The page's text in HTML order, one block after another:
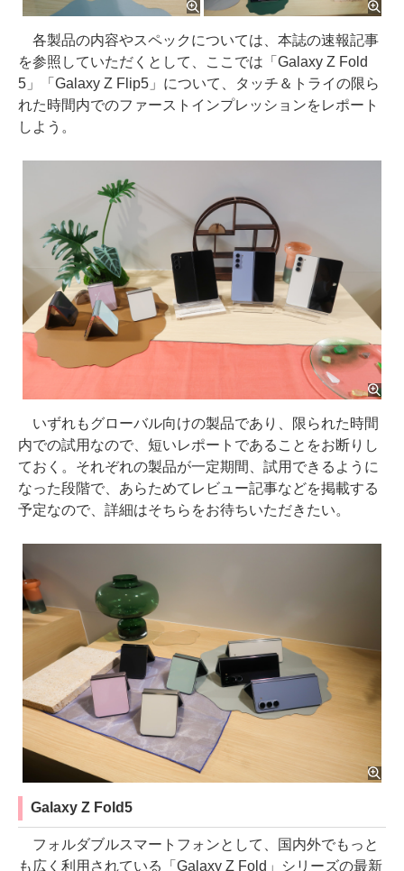
各製品の内容やスペックについては、本誌の速報記事
を参照していただくとして、ここでは「Galaxy Z Fold
5」「Galaxy Z Flip5」について、タッチ＆トライの限ら
れた時間内でのファーストインプレッションをレポート
しよう。
いずれもグローバル向けの製品であり、限られた時間
内での試用なので、短いレポートであることをお断りし
ておく。それぞれの製品が一定期間、試用できるように
なった段階で、あらためてレビュー記事などを掲載する
予定なので、詳細はそちらをお待ちいただきたい。
Galaxy Z Fold5
フォルダブルスマートフォンとして、国内外でもっと
も広く利用されている「Galaxy Z Fold」シリーズの最新